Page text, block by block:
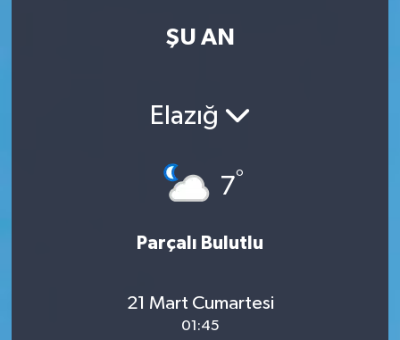
ŞU AN
Elazığ
7°
Parçalı Bulutlu
21 Mart Cumartesi
01:45